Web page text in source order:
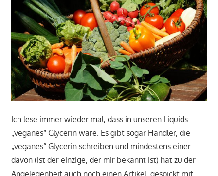
Ich lese immer wieder mal, dass in unseren Liquids
„veganes“ Glycerin wäre. Es gibt sogar Händler, die
„veganes“ Glycerin schreiben und mindestens einer
davon (ist der einzige, der mir bekannt ist) hat zu der
Angelegenheit auch noch einen Artikel, gespickt mit